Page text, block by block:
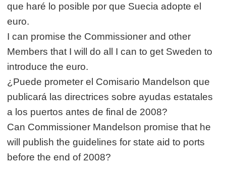
que haré lo posible por que Suecia adopte el
euro.
I can promise the Commissioner and other
Members that I will do all I can to get Sweden to
introduce the euro.
¿Puede prometer el Comisario Mandelson que
publicará las directrices sobre ayudas estatales
a los puertos antes de final de 2008?
Can Commissioner Mandelson promise that he
will publish the guidelines for state aid to ports
before the end of 2008?